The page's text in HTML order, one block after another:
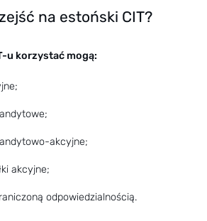
na estoński CIT?
u korzystać mogą:
akcyjne;
akcyjne;
odpowiedzialnością.